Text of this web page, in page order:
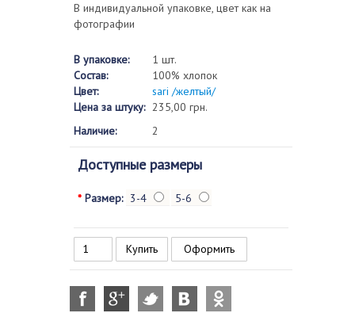
В индивидуальной упаковке, цвет как на
фотографии
В упаковке:
1 шт.
Состав:
100% хлопок
Цвет:
sari /желтый/
Цена за штуку: 235,00 грн.
Наличие:
2
Доступные размеры
* Размер: 3-4 5-6
Оформить